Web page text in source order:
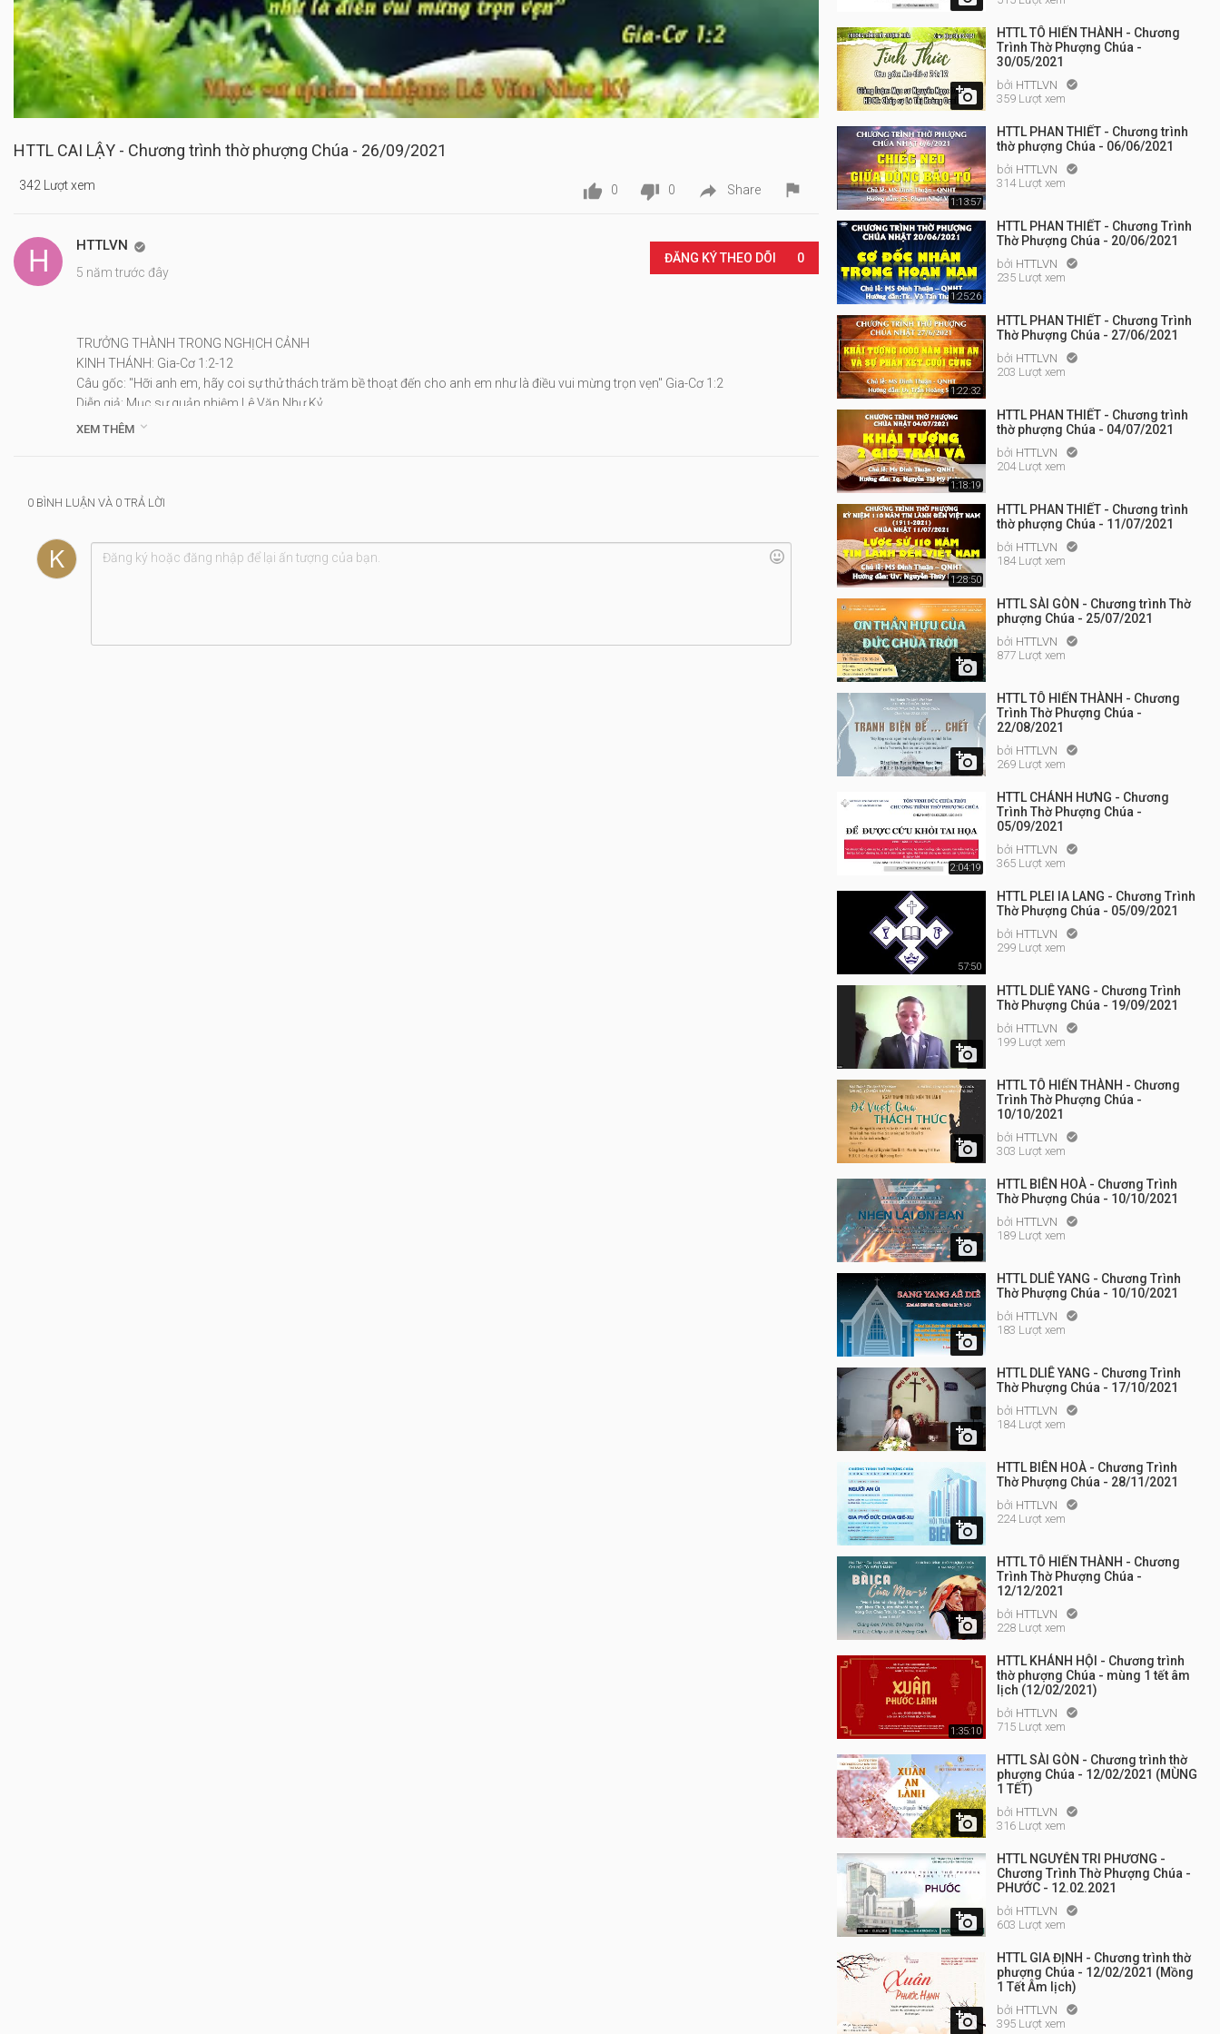

HTTL TÔ HIẾN THÀNH - Chương
Trình Thờ Phượng Chúa -
30/05/2021
bởi HTTLVN 
359 Lượt xem
1:13:57
HTTL PHAN THIẾT - Chương trình
thờ phượng Chúa - 06/06/2021
bởi HTTLVN 
314 Lượt xem
1:25:26
HTTL PHAN THIẾT - Chương Trình
Thờ Phượng Chúa - 20/06/2021
bởi HTTLVN 
235 Lượt xem
1:22:32
HTTL PHAN THIẾT - Chương Trình
Thờ Phượng Chúa - 27/06/2021
bởi HTTLVN 
203 Lượt xem
1:18:19
HTTL PHAN THIẾT - Chương trình
thờ phượng Chúa - 04/07/2021
bởi HTTLVN 
204 Lượt xem
1:28:50
HTTL PHAN THIẾT - Chương trình
thờ phượng Chúa - 11/07/2021
bởi HTTLVN 
184 Lượt xem

HTTL SÀI GÒN - Chương trình Thờ
phượng Chúa - 25/07/2021
bởi HTTLVN 
877 Lượt xem

HTTL TÔ HIẾN THÀNH - Chương
Trình Thờ Phượng Chúa -
22/08/2021
bởi HTTLVN 
269 Lượt xem
2:04:19
HTTL CHÁNH HƯNG - Chương
Trình Thờ Phượng Chúa -
05/09/2021
bởi HTTLVN 
365 Lượt xem
57:50
HTTL PLEI IA LANG - Chương Trình
Thờ Phượng Chúa - 05/09/2021
bởi HTTLVN 
299 Lượt xem

HTTL DLIÊ YANG - Chương Trình
Thờ Phượng Chúa - 19/09/2021
bởi HTTLVN 
199 Lượt xem

HTTL TÔ HIẾN THÀNH - Chương
Trình Thờ Phượng Chúa -
10/10/2021
bởi HTTLVN 
303 Lượt xem

HTTL BIÊN HOÀ - Chương Trình
Thờ Phượng Chúa - 10/10/2021
bởi HTTLVN 
189 Lượt xem

HTTL DLIÊ YANG - Chương Trình
Thờ Phượng Chúa - 10/10/2021
bởi HTTLVN 
183 Lượt xem

HTTL DLIÊ YANG - Chương Trình
Thờ Phượng Chúa - 17/10/2021
bởi HTTLVN 
184 Lượt xem

HTTL BIÊN HOÀ - Chương Trình
Thờ Phượng Chúa - 28/11/2021
bởi HTTLVN 
224 Lượt xem

HTTL TÔ HIẾN THÀNH - Chương
Trình Thờ Phượng Chúa -
12/12/2021
bởi HTTLVN 
228 Lượt xem
1:35:10
HTTL KHÁNH HỘI - Chương trình
thờ phượng Chúa - mùng 1 tết âm
lịch (12/02/2021)
bởi HTTLVN 
715 Lượt xem

HTTL SÀI GÒN - Chương trình thờ
phượng Chúa - 12/02/2021 (MÙNG
1 TẾT)
bởi HTTLVN 
316 Lượt xem

HTTL NGUYỄN TRI PHƯƠNG -
Chương Trình Thờ Phượng Chúa -
PHƯỚC - 12.02.2021
bởi HTTLVN 
603 Lượt xem

HTTL GIA ĐỊNH - Chương trình thờ
phượng Chúa - 12/02/2021 (Mồng
1 Tết Âm lịch)
bởi HTTLVN 
395 Lượt xem
HTTL CAI LẬY - Chương trình thờ phượng Chúa - 26/09/2021
342 Lượt xem  0  0  Share 
HTTLVN 
5 năm trước đây
ĐĂNG KÝ THEO DÕI 0
TRƯỞNG THÀNH TRONG NGHỊCH CẢNH
KINH THÁNH: Gia-Cơ 1:2-12
Câu gốc: "Hỡi anh em, hãy coi sự thử thách trăm bề thoạt đến cho anh em như là điều vui mừng trọn vẹn" Gia-Cơ 1:2
Diễn giả: Mục sư quản nhiệm Lê Văn Như Kỷ
Thể loại :Tiền Giang
XEM THÊM 
0 BÌNH LUẬN VÀ 0 TRẢ LỜI